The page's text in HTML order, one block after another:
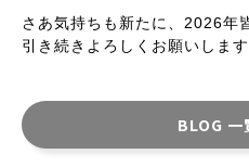
さあ気持ちも新たに、2026年
引き続きよろしくお願いします
BLOG 一